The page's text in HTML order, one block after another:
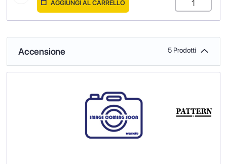
AGGIUNGI AL CARRELLO
Accensione 5 Prodotti